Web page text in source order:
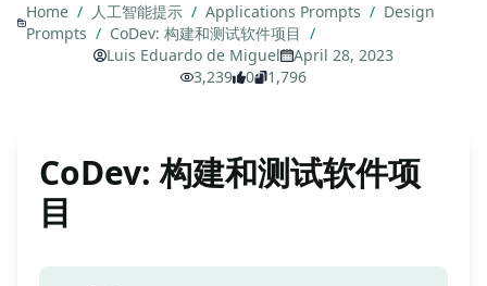
Home / 人工智能提示 / Applications Prompts / Design
Prompts / CoDev: 构建和测试软件项目 /
Luis Eduardo de Miguel
April 28, 2023
3,239
0 1,796
CoDev: 构建和测试软件项
目